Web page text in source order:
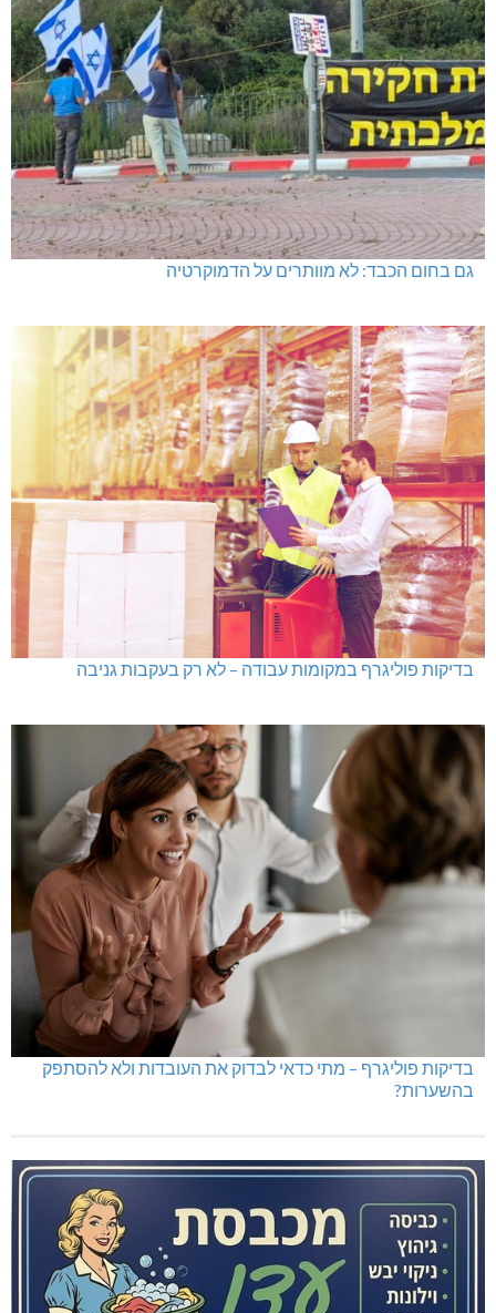
גם בחום הכבד: לא מוותרים על הדמוקרטיה
בדיקות פוליגרף במקומות עבודה – לא רק בעקבות גניבה
בדיקות פוליגרף – מתי כדאי לבדוק את העובדות ולא להסתפק
בהשערות?